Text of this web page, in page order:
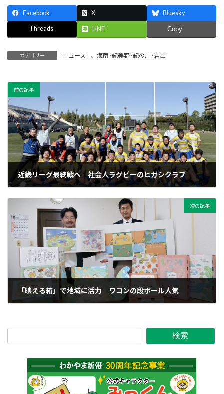
Facebook X Bluesky
Threads LINE Copy
カテゴリー ニュース 、 海南･紀美野･紀の川･岩出
前の記事
近畿リーグ最終戦へ 社会人ラグビーのヒガシクラブ
次の記事
「映える箱」で地域に活力 ワコンの段ボール人気
検索